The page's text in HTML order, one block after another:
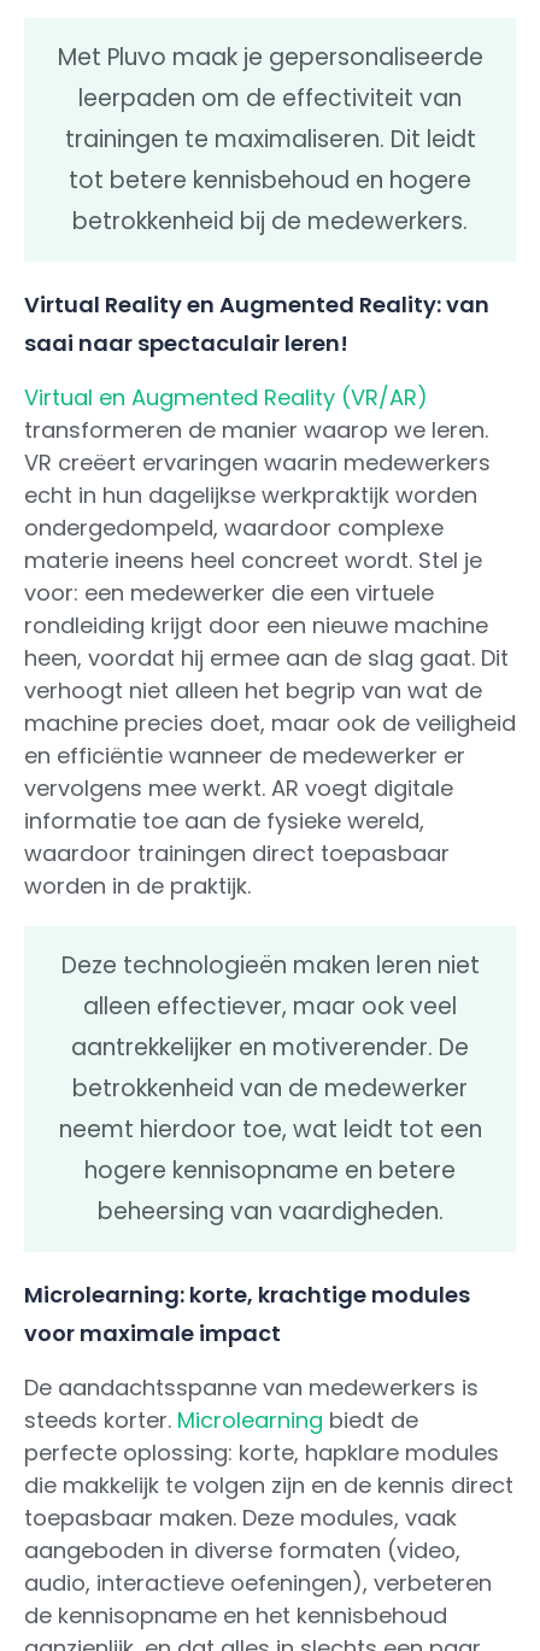
Met Pluvo maak je gepersonaliseerde
leerpaden om de effectiviteit van
trainingen te maximaliseren. Dit leidt
tot betere kennisbehoud en hogere
betrokkenheid bij de medewerkers.
Virtual Reality en Augmented Reality: van
saai naar spectaculair leren!
Virtual en Augmented Reality (VR/AR)
transformeren de manier waarop we leren.
VR creëert ervaringen waarin medewerkers
echt in hun dagelijkse werkpraktijk worden
ondergedompeld, waardoor complexe
materie ineens heel concreet wordt. Stel je
voor: een medewerker die een virtuele
rondleiding krijgt door een nieuwe machine
heen, voordat hij ermee aan de slag gaat. Dit
verhoogt niet alleen het begrip van wat de
machine precies doet, maar ook de veiligheid
en efficiëntie wanneer de medewerker er
vervolgens mee werkt. AR voegt digitale
informatie toe aan de fysieke wereld,
waardoor trainingen direct toepasbaar
worden in de praktijk.
Deze technologieën maken leren niet
alleen effectiever, maar ook veel
aantrekkelijker en motiverender. De
betrokkenheid van de medewerker
neemt hierdoor toe, wat leidt tot een
hogere kennisopname en betere
beheersing van vaardigheden.
Microlearning: korte, krachtige modules
voor maximale impact
De aandachtsspanne van medewerkers is
steeds korter. Microlearning biedt de
perfecte oplossing: korte, hapklare modules
die makkelijk te volgen zijn en de kennis direct
toepasbaar maken. Deze modules, vaak
aangeboden in diverse formaten (video,
audio, interactieve oefeningen), verbeteren
de kennisopname en het kennisbehoud